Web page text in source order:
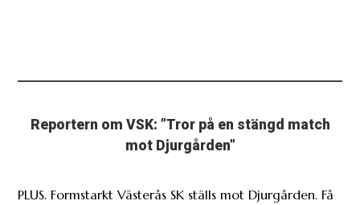
Reportern om VSK: ”Tror på en stängd match
mot Djurgården”
PLUS. Formstarkt Västerås SK ställs mot Djurgården. Få